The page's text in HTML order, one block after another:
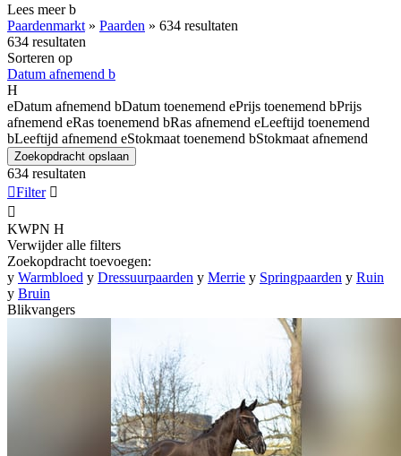
Lees meerb
Paardenmarkt » Paarden » 634 resultaten
634 resultaten
Sorteren op
Datum afnemend b
H
eDatum afnemend bDatum toenemend ePrijs toenemend bPrijs
afnemend eRas toenemend bRas afnemend eLeeftijd toenemend
bLeeftijd afnemend eStokmaat toenemend bStokmaat afnemend
Zoekopdracht opslaan
634 resultaten
Filter 

KWPN H
Verwijder alle filters
Zoekopdracht toevoegen:
y Warmbloed y Dressuurpaarden y Merrie y Springpaarden y Ruin
y Bruin
Blikvangers